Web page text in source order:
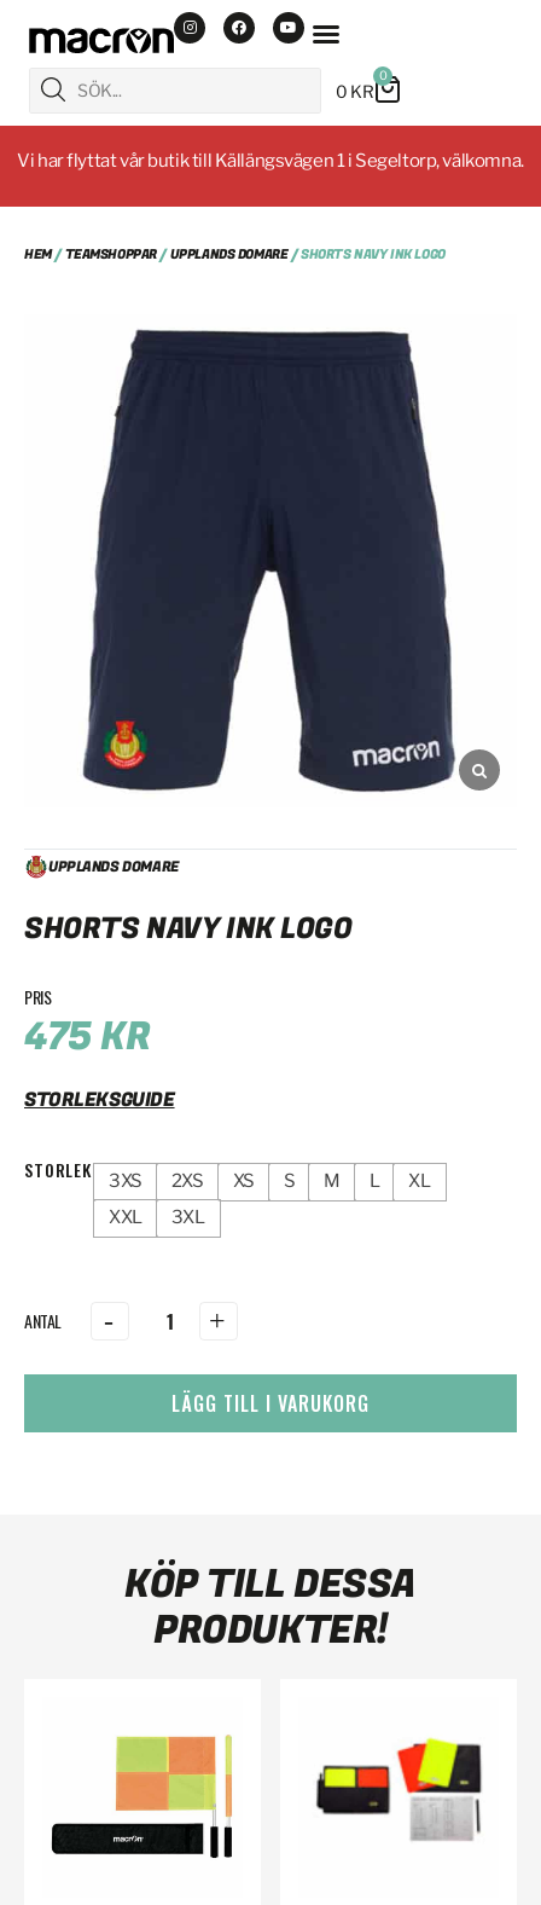
0 KR
0
Vi har flyttat vår butik till Källängsvägen 1 i Segeltorp, välkomna.
HEM/TEAMSHOPPAR/UPPLANDS DOMARE/ SHORTS NAVY INK LOGO
UPPLANDS DOMARE
SHORTS NAVY INK LOGO
475KR
STORLEKSGUIDE
STORLEK 3XS 2XS XS S M L
XL
XXL
3XL
- +
LÄGG TILL I VARUKORG
KÖP TILL DESSA
PRODUKTER!